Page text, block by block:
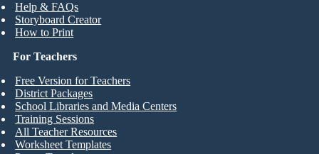
Help & FAQs
Storyboard Creator
How to Print
For Teachers
Free Version for Teachers
District Packages
School Libraries and Media Centers
Training Sessions
All Teacher Resources
Worksheet Templates